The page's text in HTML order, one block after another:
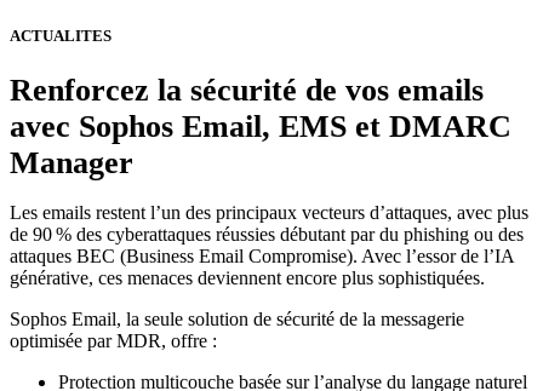
ACTUALITES
Renforcez la sécurité de vos emails
avec Sophos Email, EMS et DMARC
Manager
Les emails restent l’un des principaux vecteurs d’attaques, avec plus
de 90 % des cyberattaques réussies débutant par du phishing ou des
attaques BEC (Business Email Compromise). Avec l’essor de l’IA
générative, ces menaces deviennent encore plus sophistiquées.
Sophos Email, la seule solution de sécurité de la messagerie
optimisée par MDR, offre :
Protection multicouche basée sur l’analyse du langage naturel